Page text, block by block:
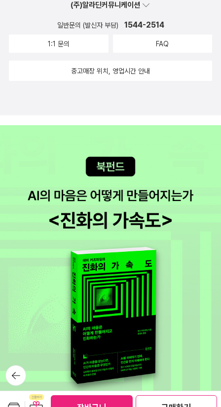
뒤로가
기
(주)알라딘커뮤니케이션
일반문의 (발신자 부담) 1544-2514
1:1 문의 FAQ
중고매장 위치, 영업시간 안내